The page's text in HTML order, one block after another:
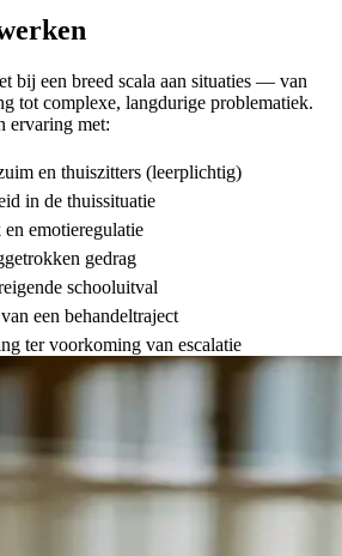
bij een breed scala aan situaties — van
tot complexe, langdurige problematiek.
ervaring met:
en thuiszitters (leerplichtig)
in de thuissituatie
emotieregulatie
gedrag
schooluitval
een behandeltraject
ter voorkoming van escalatie